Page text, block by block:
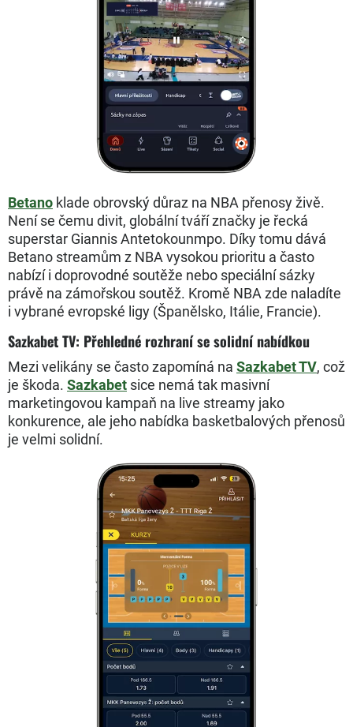
Betano klade obrovský důraz na NBA přenosy živě.
Není se čemu divit, globální tváří značky je řecká
superstar Giannis Antetokounmpo. Díky tomu dává
Betano streamům z NBA vysokou prioritu a často
nabízí i doprovodné soutěže nebo speciální sázky
právě na zámořskou soutěž. Kromě NBA zde naladíte
i vybrané evropské ligy (Španělsko, Itálie, Francie).
Sazkabet TV: Přehledné rozhraní se solidní nabídkou
Mezi velikány se často zapomíná na Sazkabet TV, což
je škoda. Sazkabet sice nemá tak masivní
marketingovou kampaň na live streamy jako
konkurence, ale jeho nabídka basketbalových přenosů
je velmi solidní.